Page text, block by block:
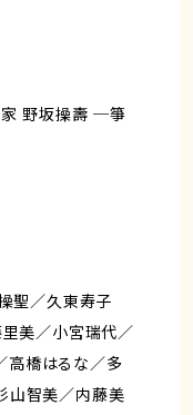
野坂操壽 ─箏
聖／久東寿子
里美／小宮瑞代／
高橋はるな／多
山智美／内藤美